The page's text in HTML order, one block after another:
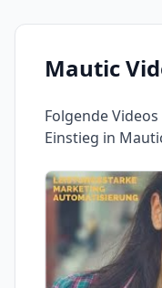
Mautic
Folgende
Einstieg in